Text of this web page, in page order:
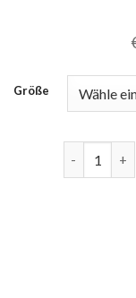
Größe
strickjacke